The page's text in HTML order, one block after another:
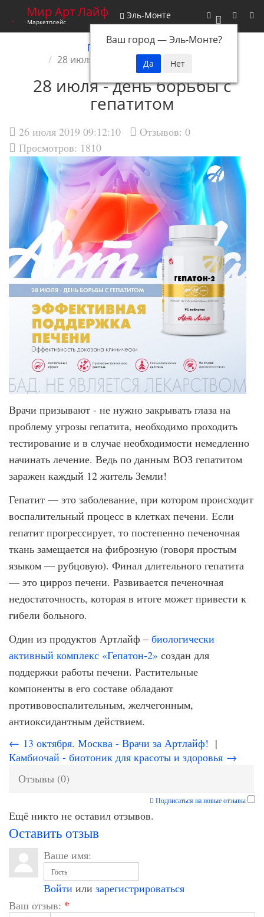
0
Мир Арт Лайф
Маркетплейс
Эль-Монте
Ваш город —Эль-Монте?
Главная
Новости
28 июля - день борьбы с гепатитом
28 июля - день борьбы с
гепатитом
26 июля 2019 09:12:10 Отзывов: 0
Просмотров: 1810
Врачи призывают - не нужно закрывать глаза на
проблему угрозы гепатита, необходимо проходить
тестирование и в случае необходимости немедленно
начинать лечение. Ведь по данным ВОЗ гепатитом
заражен каждый 12 житель Земли!
Гепатит — это заболевание, при котором происходит
воспалительный процесс в клетках печени. Если
гепатит прогрессирует, то постепенно печеночная
ткань замещается на фиброзную (говоря простым
языком — рубцовую). Финал длительного гепатита
— это цирроз печени. Развивается печеночная
недостаточность, которая в итоге может привести к
гибели больного.
Один из продуктов Артлайф – биологически
активный комплекс «Гепатон-2» создан для
поддержки работы печени. Растительные
компоненты в его составе обладают
противовоспалительным, желчегонным,
антиоксидантным действием.
← 13 октября. Москва - Врачи за Артлайф! |
Камбиочай - биотоник для красоты и здоровья →
Отзывы (0)
Подписаться на новые отзывы
Ещё никто не оставил отзывов.
Оставить отзыв
Ваше имя:
Войти или зарегистрироваться
Ваш отзыв: *